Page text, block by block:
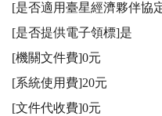
[是否適用臺星經濟夥伴協
[是否提供電子領標]是
[機關文件費]0元
[系統使用費]20元
[文件代收費]0元